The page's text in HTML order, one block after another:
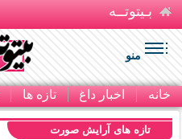
بـیتوتــه
منو
خانه اخبار داغ تازه ها
تازه های آرایش صورت